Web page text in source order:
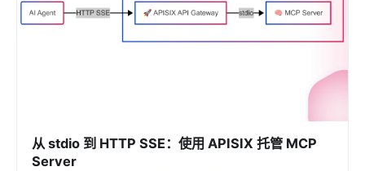
从 stdio 到 HTTP SSE：使用 APISIX 托管 MCP
Server